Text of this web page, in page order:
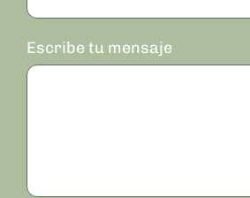
Escribe tu mensaje